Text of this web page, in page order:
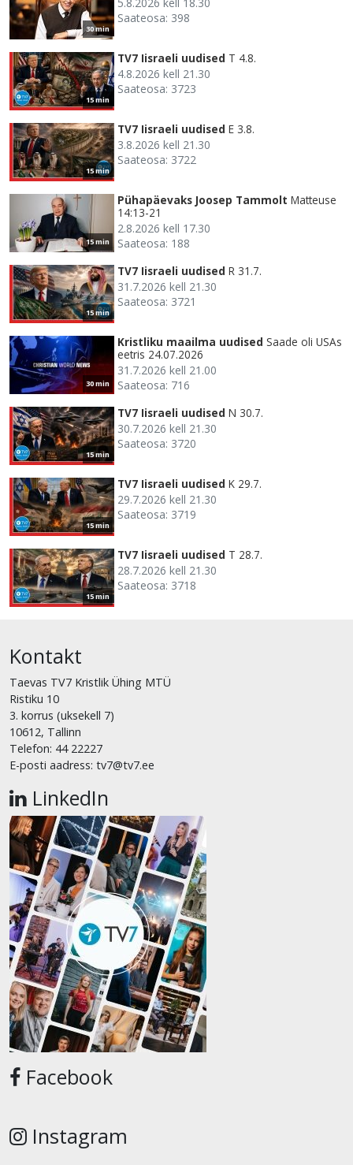
30 min
Saateosa: 398
15 min
TV7 Iisraeli uudised T 4.8.
4.8.2026 kell 21.30
Saateosa: 3723
15 min
TV7 Iisraeli uudised E 3.8.
3.8.2026 kell 21.30
Saateosa: 3722
15 min
Pühapäevaks Joosep Tammolt Matteuse
14:13-21
2.8.2026 kell 17.30
Saateosa: 188
15 min
TV7 Iisraeli uudised R 31.7.
31.7.2026 kell 21.30
Saateosa: 3721
30 min
Kristliku maailma uudised Saade oli USAs
eetris 24.07.2026
31.7.2026 kell 21.00
Saateosa: 716
15 min
TV7 Iisraeli uudised N 30.7.
30.7.2026 kell 21.30
Saateosa: 3720
15 min
TV7 Iisraeli uudised K 29.7.
29.7.2026 kell 21.30
Saateosa: 3719
15 min
TV7 Iisraeli uudised T 28.7.
28.7.2026 kell 21.30
Saateosa: 3718
Kontakt
Taevas TV7 Kristlik Ühing MTÜ
Ristiku 10
3. korrus (uksekell 7)
10612, Tallinn
Telefon: 44 22227
E-posti aadress: tv7@tv7.ee
LinkedIn
Facebook
Instagram